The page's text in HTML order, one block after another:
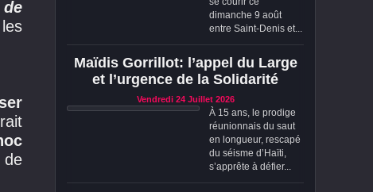
de
dimanche 9 août
entre Saint-Denis et...
Maïdis Gorrillot: l’appel du Large
et l’urgence de la Solidarité
Vendredi 24 Juillet 2026
À 15 ans, le prodige
réunionnais du saut
en longueur, rescapé
du séisme d’Haïti,
s’apprête à défier...